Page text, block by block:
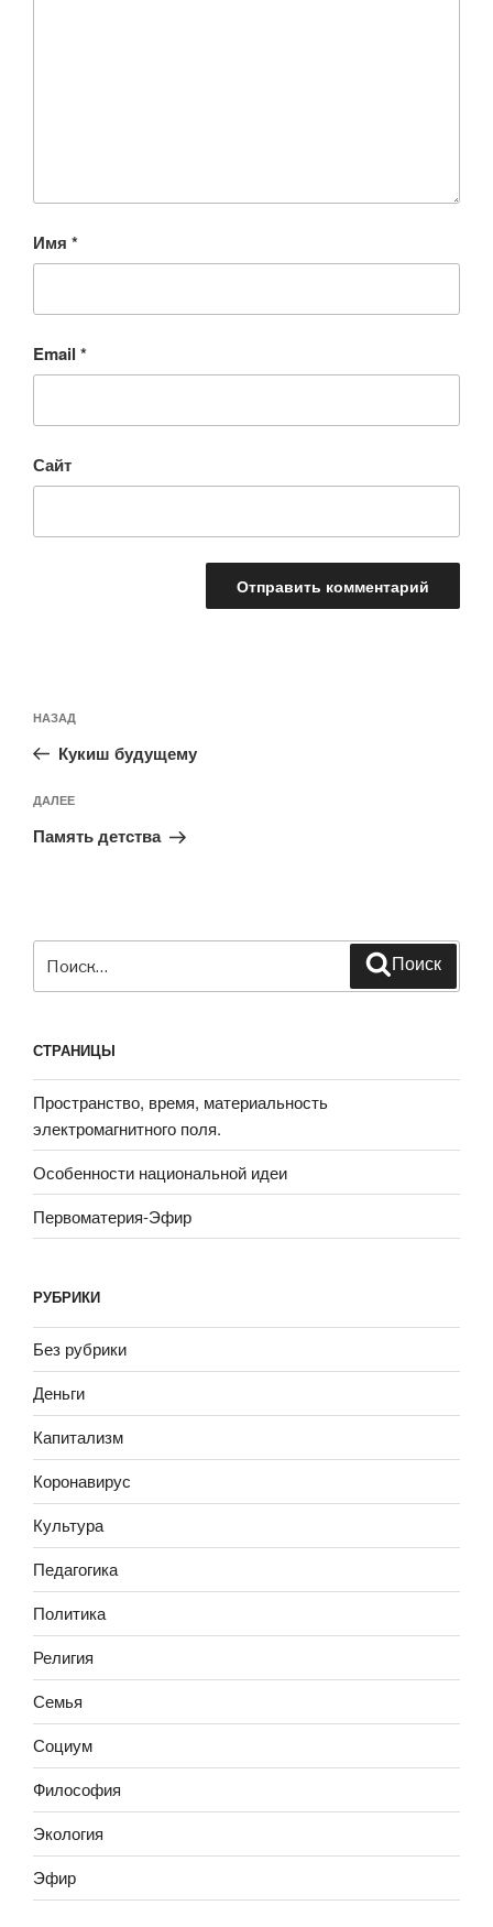
Имя *
Email *
Сайт
по
записям
Предыдущая
запись:
НАЗАД
Кукиш будущему
Следующая
запись
ДАЛЕЕ
Память детства
Поиск
СТРАНИЦЫ
Пространство, время, материальность
электромагнитного поля.
Особенности национальной идеи
Первоматерия-Эфир
РУБРИКИ
Без рубрики
Деньги
Капитализм
Коронавирус
Культура
Педагогика
Политика
Религия
Семья
Социум
Философия
Экология
Эфир